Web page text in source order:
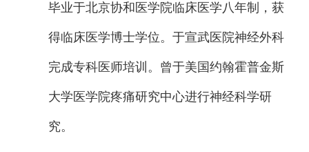
毕业于北京协和医学院临床医学八年制，获
得临床医学博士学位。于宣武医院神经外科
完成专科医师培训。曾于美国约翰霍普金斯
大学医学院疼痛研究中心进行神经科学研
究。